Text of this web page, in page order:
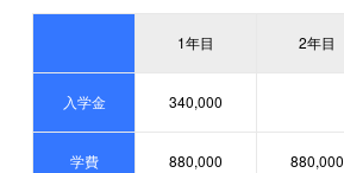
1年目 2年目
入学金 340,000
学費 880,000 880,000